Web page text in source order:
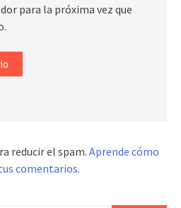
para la próxima vez que
reducir el spam. Aprende cómo
comentarios.